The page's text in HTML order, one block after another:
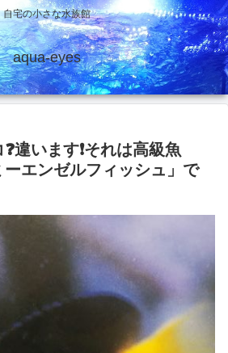
自宅の小さな水族館
aqua-eyes
違います❗それは高級魚
ーエンゼルフィッシュ」で